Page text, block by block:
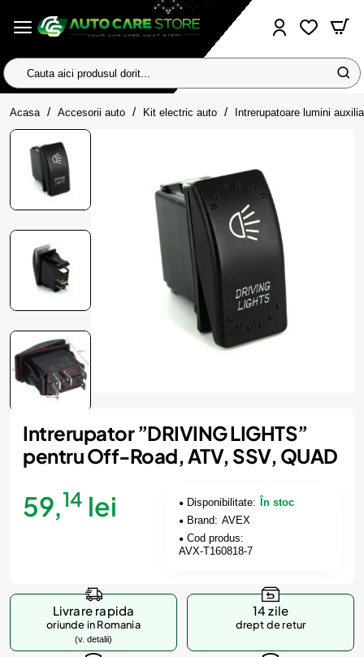
Cauta
aici
produsul
dorit...
Acasa homeAccesorii auto Kit electric auto Intrerupatoare lumini
Intrerupator ”DRIVING LIGHTS”
pentru Off-Road, ATV, SSV, QUAD
59,14 lei Disponibilitate:
În stoc
Brand: AVEX
Cod produs:
AVX-T160818-7
Livrare rapida
oriunde in Romania
(v. detalii)
14 zile
drept de retur